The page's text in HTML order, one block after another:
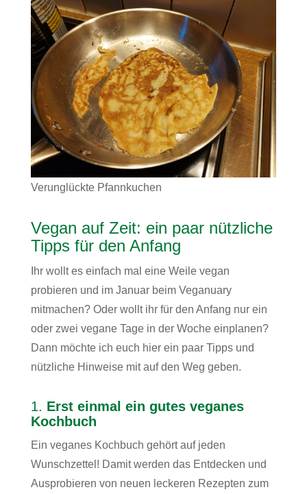
Verunglückte Pfannkuchen
Vegan auf Zeit: ein paar nützliche
Tipps für den Anfang
Ihr wollt es einfach mal eine Weile vegan
probieren und im Januar beim Veganuary
mitmachen? Oder wollt ihr für den Anfang nur ein
oder zwei vegane Tage in der Woche einplanen?
Dann möchte ich euch hier ein paar Tipps und
nützliche Hinweise mit auf den Weg geben.
1. Erst einmal ein gutes veganes
Kochbuch
Ein veganes Kochbuch gehört auf jeden
Wunschzettel! Damit werden das Entdecken und
Ausprobieren von neuen leckeren Rezepten zum